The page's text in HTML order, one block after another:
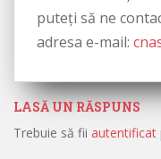
puteți să ne
adresa e-mail:
LASĂ UN RĂSPUNS
Trebuie să fii autentificat